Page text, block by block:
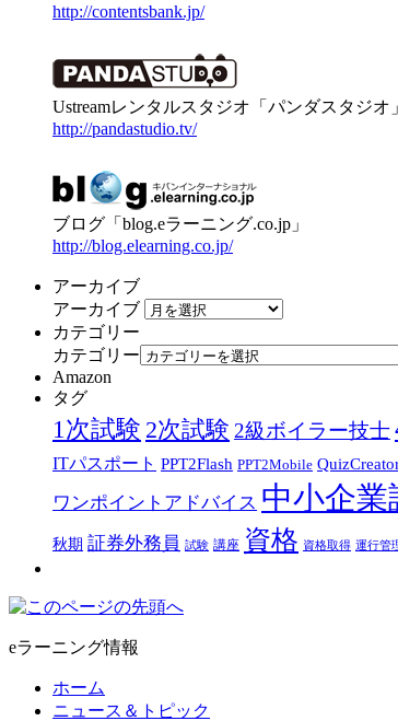
http://contentsbank.jp/
Ustreamレンタルスタジオ「パンダスタジオ」
http://pandastudio.tv/
ブログ「blog.eラーニング.co.jp」
http://blog.elearning.co.jp/
アーカイブ
アーカイブ
カテゴリー
カテゴリー
Amazon
タグ
1次試験 2次試験 2級ボイラー技士
ITパスポート PPT2Flash PPT2Mobile
ワンポイントアドバイス 中小企業
秋期 証券外務員 試験 講座 資格 資格取得 運行管
eラーニング情報
ホーム
ニュース＆トピック